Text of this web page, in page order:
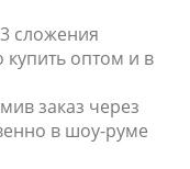
сложения
купить оптом и в
заказ через
в шоу-руме